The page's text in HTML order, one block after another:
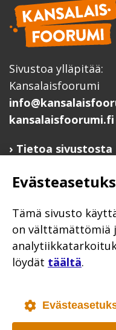
Sivustoa ylläpitää:
Kansalaisfoorumi
kansalaisfoorumi.fi
Tietoa sivustosta
Ilmoita järjestösi
Järjestötietäjä-
Anna palautetta
Evästekäytännöt
Tämä sivusto
on välttämättömiä
löydät täältä.